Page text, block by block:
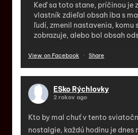
Keď sa toto stane, príčinou je
vlastník zdieľal obsah iba s
ľudí, zmenil nastavenia, komu
zobrazuje, alebo bol obsah
View on Facebook · Share
ESko Rýchlovky
2 rokov ago
Kto by mal chuť v tento
nostalgie, každú hodinu je dnes